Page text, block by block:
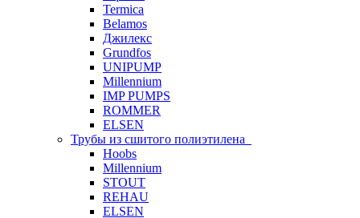
Termica
Belamos
Джилекс
Grundfos
UNIPUMP
Millennium
IMP PUMPS
ROMMER
ELSEN
Трубы из сшитого полиэтилена
Hoobs
Millennium
STOUT
REHAU
ELSEN